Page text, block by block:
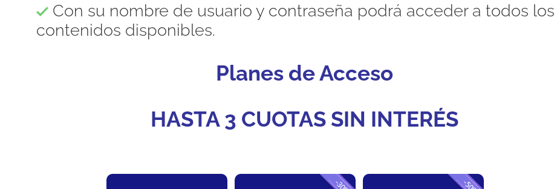
Con su nombre de usuario y contraseña podrá acceder a todos los
contenidos disponibles.
Planes de Acceso
HASTA 3 CUOTAS SIN INTERÉS